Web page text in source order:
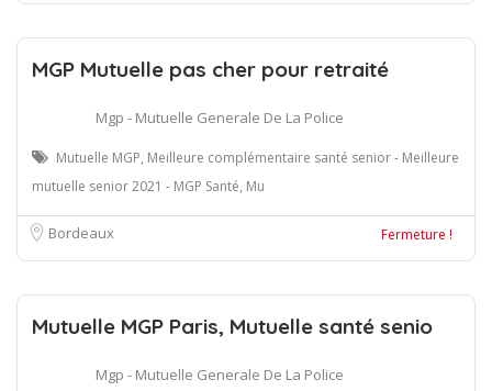
MGP Mutuelle pas cher pour retraité
Mgp - Mutuelle Generale De La Police
Mutuelle MGP, Meilleure complémentaire santé senior - Meilleure
mutuelle senior 2021 - MGP Santé, Mu
Bordeaux Fermeture !
Mutuelle MGP Paris, Mutuelle santé senio
Mgp - Mutuelle Generale De La Police